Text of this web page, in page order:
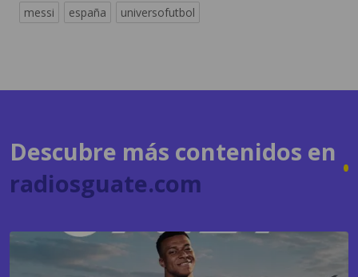
messi
españa universofutbol
Descubre más contenidos en
radiosguate.com